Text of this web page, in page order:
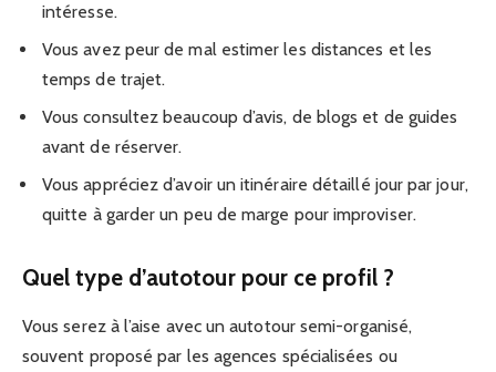
intéresse.
Vous avez peur de mal estimer les distances et les
temps de trajet.
Vous consultez beaucoup d’avis, de blogs et de guides
avant de réserver.
Vous appréciez d’avoir un itinéraire détaillé jour par jour,
quitte à garder un peu de marge pour improviser.
Quel type d’autotour pour ce profil ?
Vous serez à l’aise avec un autotour semi-organisé,
souvent proposé par les agences spécialisées ou